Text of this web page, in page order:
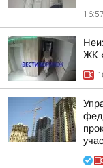
16:57
ЖК